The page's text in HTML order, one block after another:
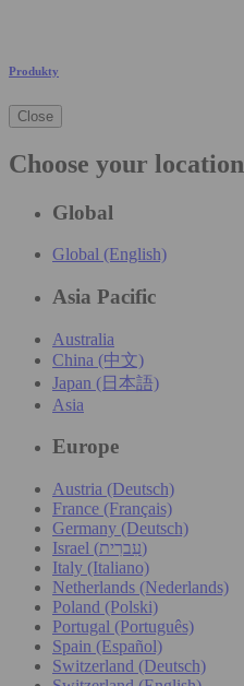
Produkty
Close
Choose your location
Global
Global (English)
Asia Pacific
Australia
China (中文)
Japan (日本語)
Asia
Europe
Austria (Deutsch)
France (Français)
Germany (Deutsch)
Israel (עִברִית)
Italy (Italiano)
Netherlands (Nederlands)
Poland (Polski)
Portugal (Português)
Spain (Español)
Switzerland (Deutsch)